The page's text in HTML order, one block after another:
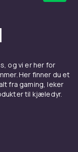
og vi er her for
Her finner du et
fra gaming, leker
til kjæledyr.